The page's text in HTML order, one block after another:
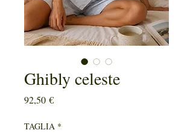
Ghibly celeste
92,50 €Prezzo
TAGLIA *